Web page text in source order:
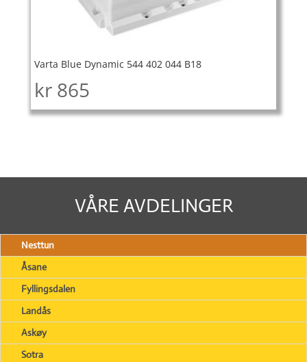
Varta Blue Dynamic 544 402 044 B18
kr 865
VÅRE AVDELINGER
Nesttun
Åsane
Fyllingsdalen
Landås
Askøy
Sotra